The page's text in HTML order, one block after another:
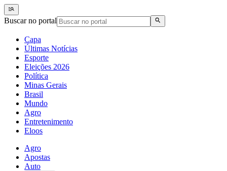
Buscar no portal
Capa
Últimas Notícias
Esporte
Eleições 2026
Política
Minas Gerais
Brasil
Mundo
Agro
Entretenimento
Eloos
Agro
Apostas
Auto